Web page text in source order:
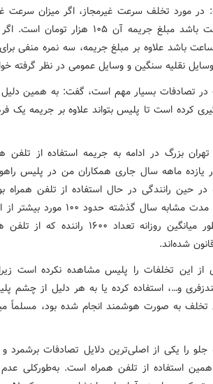
در مورد تخلف سرعت غیرمجاز، اگر میزان سرعت
نقلیه زیر ۶۰ کیلومتر بر ساعت باشد مبلغ جریمه آن
۶۰ کیلومتر بر ساعت باشد علاوه بر مبلغ جریمه، سه نمره منفی
نقلیه سنگین و وسایل عمومی در نظر گرفته
در تصادفات بسیار مهم است، گفت: به همین
کرده است تا پلیس بتواند علاوه بر جریمه یک
بزرگ در ادامه به جریمه استفاده از تلفن
یازده ماهه سال جاری همکاران من در پلیس
را که در حین رانندگی در حال استفاده از تلفن
جریمه کرده‌اند. این میزان در مدت مشابه سال
عبارتی می‌توان گفت که به‌طور میانگین روزانه تعداد
شده‌اند.
از این تخلفات را پلیس مشاهده نکرده است
و…، استفاده کرده یا به هر دلیل از چشم
به صورت هوشمند انجام شده بود، مسلماً
جلو را یکی از اصلی‌ترین دلایل تصادفات برشمرد
استفاده از تلفن همراه است. به‌طورکلی